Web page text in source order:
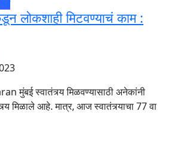
लोकशाही मिटवण्याचं काम :
मुंबई स्वातंत्र्य मिळवण्यासाठी अनेकांनी
मिळाले आहे. मात्र, आज स्वातंत्र्याचा 77 वा